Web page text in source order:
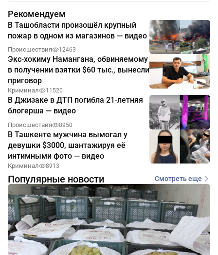
Рекомендуем
В Ташобласти произошёл крупный
пожар в одном из магазинов — видео
Происшествия 12463
Экс-хокиму Намангана, обвиняемому
в получении взятки $60 тыс., вынесли
приговор
Криминал 11520
В Джизаке в ДТП погибла 21-летняя
блогерша — видео
Происшествия 8950
В Ташкенте мужчина вымогал у
девушки $3000, шантажируя её
интимными фото — видео
Криминал 8913
Популярные новости Смотреть еще